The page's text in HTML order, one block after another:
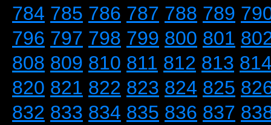
784 785 786 787 788 789
796 797 798 799 800 801
808 809 810 811 812 813
820 821 822 823 824 825
832 833 834 835 836 837